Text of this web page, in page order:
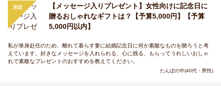
決定
【メッセージ入りプレゼント】女性向けに記念日に
贈るおしゃれなギフトは？【予算5,000円】【予算
5,000円以内】
私が単身赴任のため、離れて暮らす妻に結婚記念日に何か素敵なものを贈ろうと考
えています。好きなメッセージを入れられる、心に残る、もらってうれしいおしゃ
れで素敵なプレゼントのおすすめを教えてください。
たんぼの中(40代・男性)